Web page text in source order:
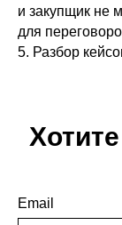
и закупщик не
для
5. Разбор
Email